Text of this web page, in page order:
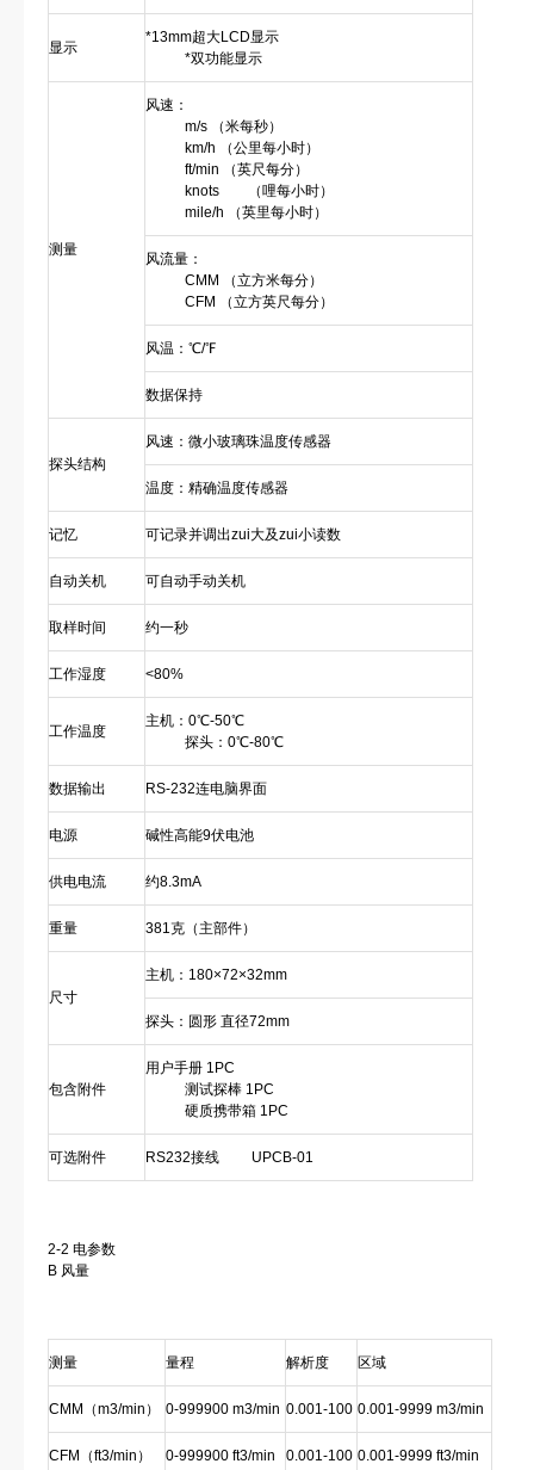
显示
*13mm超大LCD显示
*双功能显示
测量
风速：
m/s （米每秒）
km/h （公里每小时）
ft/min （英尺每分）
knots （哩每小时）
mile/h （英里每小时）
风流量：
CMM （立方米每分）
CFM （立方英尺每分）
风温：℃/℉
数据保持
探头结构
风速：微小玻璃珠温度传感器
温度：精确温度传感器
记忆 可记录并调出zui大及zui小读数
自动关机 可自动手动关机
取样时间 约一秒
工作湿度 <80%
工作温度
主机：0℃-50℃
探头：0℃-80℃
数据输出 RS-232连电脑界面
电源 碱性高能9伏电池
供电电流 约8.3mA
重量 381克（主部件）
尺寸
主机：180×72×32mm
探头：圆形 直径72mm
包含附件
用户手册 1PC
测试探棒 1PC
硬质携带箱 1PC
可选附件 RS232接线 UPCB-01
2-2 电参数
B 风量
测量 量程 解析度 区域
CMM（m3/min） 0-999900 m3/min 0.001-100 0.001-9999 m3/min
CFM（ft3/min） 0-999900 ft3/min 0.001-100 0.001-9999 ft3/min